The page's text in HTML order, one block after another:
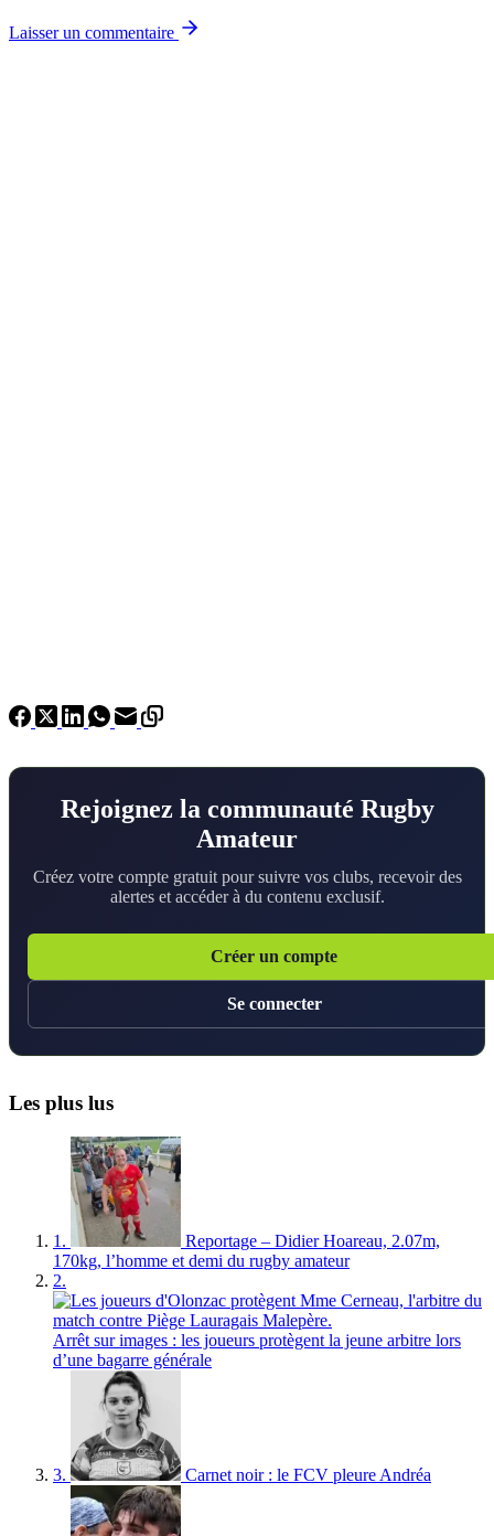
Laisser un commentaire
Rejoignez la communauté Rugby
Amateur
Créez votre compte gratuit pour suivre vos clubs, recevoir des
alertes et accéder à du contenu exclusif.
Créer un compte
Se connecter
Les plus lus
1.
Reportage – Didier Hoareau, 2.07m,
170kg, l’homme et demi du rugby amateur
2.
Arrêt sur images : les joueurs protègent la jeune arbitre lors
d’une bagarre générale
3. Carnet noir : le FCV pleure Andréa